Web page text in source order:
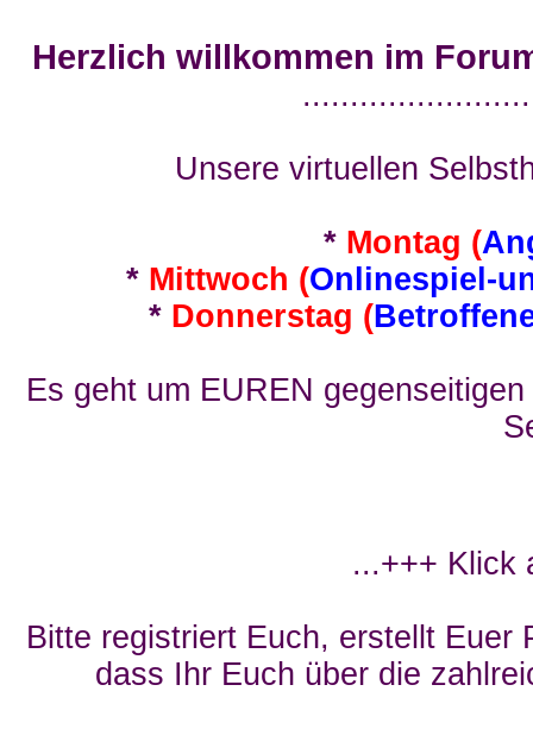
Herzlich willkommen im
Unsere virtuellen
* Montag (
* Mittwoch (Onlinespiel-
* Donnerstag (
Es geht um EUREN
...+++ Klick
Bitte registriert Euch, erstellt Euer
dass Ihr Euch über die